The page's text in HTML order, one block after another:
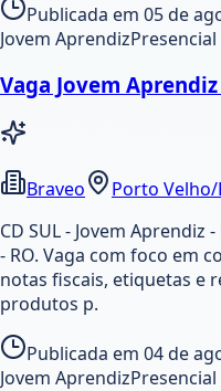
Publicada em 05 de
Jovem AprendizPresencial
Vaga Jovem
Braveo
Porto Velho/
CD SUL - Jovem
- RO. Vaga com foco em
notas fiscais, etiquetas e
produtos p.
Publicada em 04 de
Jovem AprendizPresencial